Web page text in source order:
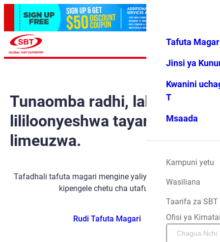
Vipendwa
Menyu
Tafuta
Jinsi ya
Kwanini
T
Msaada
Kampuni yetu
Wasiliana
Taarifa za SBT
Ofisi ya
Tunaomba radhi, lakini gari
lililoonyeshwa tayari
limeuzwa.
Tafadhali tafuta magari mengine yaliyopo kwa kutumia
kipengele chetu cha utafutaji.
Rudi Tafuta Magari